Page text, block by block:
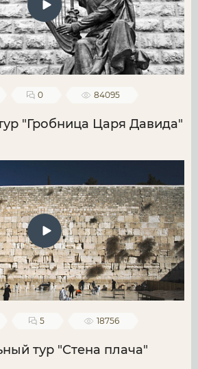
0 84095
"Гробница Царя Давида"
5 18756
тур "Стена плача"